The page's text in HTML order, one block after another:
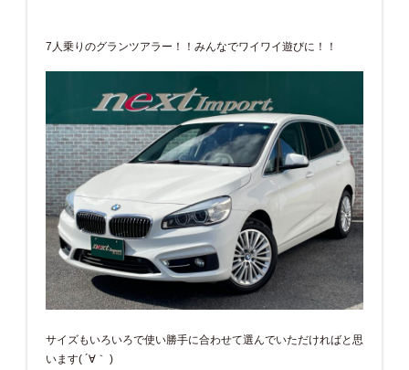
7人乗りのグランツアラー！！みんなでワイワイ遊びに！！
サイズもいろいろで使い勝手に合わせて選んでいただければと思
います( ´∀｀ )